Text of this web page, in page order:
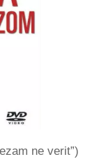
ne verit”)